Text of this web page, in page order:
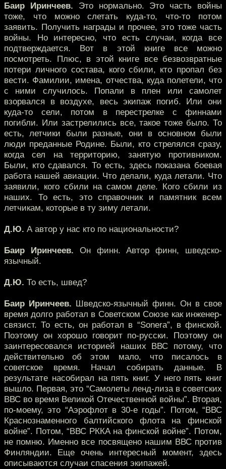
Баир Иринчеев. Это нормально. Это часть войны
тоже, что можно слетать куда-то, что-то потом
заявить. Получить награды и прочее, это тоже часть
войны. Но интересно, что есть случаи, когда все
подтверждается. Вот в этой книге все можно
посмотреть. Плюс, в этой книге все безвозвратные
потери личного состава, кого сбили, кто пропал без
вести. Фамилии, имена, отчества, куда полетели, что
с ними случилось. Попали в плен или самолет
взорвался в воздухе, весь экипаж погиб. Или они
куда-то сели, потом в перестрелке с финнами
погибли. Или застрелились все, такое тоже было. То
есть, летчики были разные, они в основном были
люди преданные Родине. Были, кто стрелялся сразу,
когда сел на территорию, занятую противником.
Были, кто сдавался. То есть, здесь показана боевая
работа нашей авиации. Что делали, куда летали. Что
заявили, кого сбили на самом деле. Кого сбили из
наших. То есть, это справочник и памятник всем
летчикам, которые в ту зиму летали.
Д.Ю. А автор у нас кто по национальности?
Баир Иринчеев. Он финн. Автор финн, шведско-
язычный.
Д.Ю. То есть, швед?
Баир Иринчеев. Шведско-язычный финн. Он в свое
время долго работал в Советском Союзе как инженер-
связист. То есть, он работал в “Sonera”, в финской.
Поэтому он хорошо говорит по-русски. Поэтому он
заинтересовался историей наших ВВС потому, что
действительно об этом мало, что писалось в
советское время. Начал собирать данные. В
результате насобирал на пять книг. У него пять книг
вышло. Первая, это “Самолеты ленд-лиза в советских
ВВС во время Великой Отечественной войны”. Вторая,
по-моему, это “Аэрофлот в 30-е годы”. Потом, “ВВС
Краснознаменного балтийского флота на финской
войне”. Потом, “ВВС РККА на финской войне”. Потом,
не помню. Именно все посвящено нашим ВВС против
Финляндии. Еще очень интересный момент, здесь
описываются случаи спасения экипажей.